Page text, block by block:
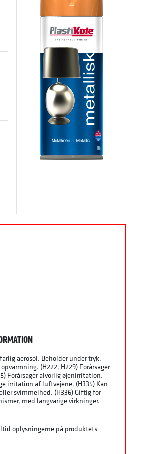
aerosol. Beholder under tryk.
(H222, H229) Forårsager
Forårsager alvorlig øjenirritation.
irritation af luftvejene. (H335) Kan
svimmelhed. (H336) Giftig for
med langvarige virkninger.
oplysningerne på produktets